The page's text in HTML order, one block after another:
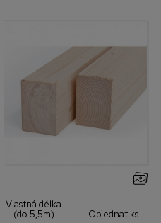
Vlastná délka
(do 5,5m)
Objednat ks